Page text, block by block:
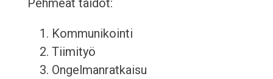
Pehmeät taidot:
Kommunikointi
Tiimityö
Ongelmanratkaisu